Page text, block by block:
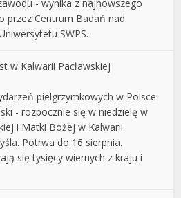
- wynika z najnowszego
przez Centrum Badań nad
SWPS.
w Kalwarii Pacławskiej
pielgrzymkowych w Polsce
- rozpocznie się w niedzielę w
i Matki Bożej w Kalwarii
Potrwa do 16 sierpnia.
się tysięcy wiernych z kraju i